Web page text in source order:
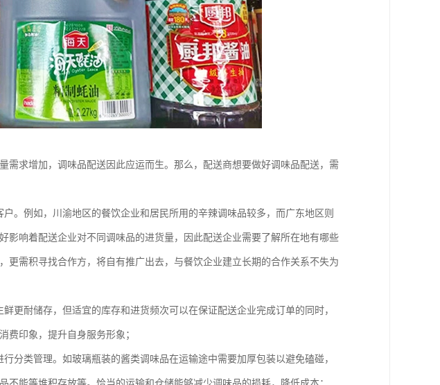
需求增加，调味品配送因此应运而生。那么，配送商想要做好调味品配送，需
。例如，川渝地区的餐饮企业和居民所用的辛辣调味品较多，而广东地区则
影响着配送企业对不同调味品的进货量，因此配送企业需要了解所在地有哪些
更需积寻找合作方，将自有推广出去，与餐饮企业建立长期的合作关系不失为
更耐储存，但适宜的库存和进货频次可以在保证配送企业完成订单的同时，
费印象，提升自身服务形象；
分类管理。如玻璃瓶装的酱类调味品在运输途中需要加厚包装以避免磕碰，